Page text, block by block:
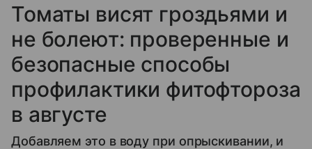
Томаты висят гроздьями и
не болеют: проверенные и
безопасные способы
профилактики фитофтороза
в августе
Добавляем это в воду при опрыскивании, и